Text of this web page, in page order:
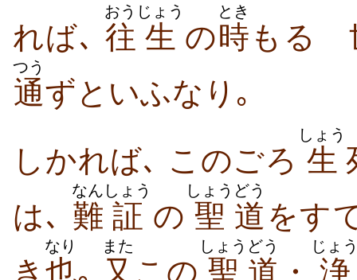
れば､ 往
おう
生
じょう
の時
とき
もるゝ
通
つう
ずといふなり｡
しかれば､ このごろ 生
しょう
は､ 難
なん
証
しょう
の 聖
しょう
道
どう
をす
き 也
なり
｡ 又
また
この 聖
しょう
道
どう
・ 浄
じょ